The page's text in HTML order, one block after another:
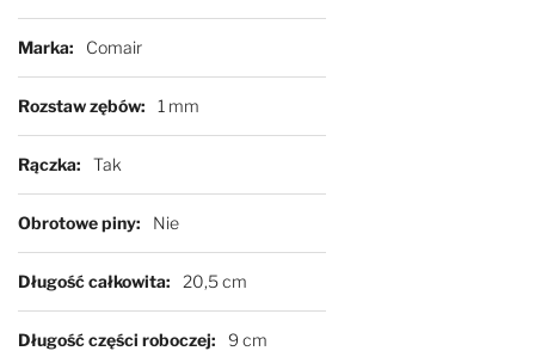
Marka Comair
Rozstaw zębów 1 mm
Rączka Tak
Obrotowe piny Nie
Długość całkowita 20,5 cm
Długość części roboczej 9 cm